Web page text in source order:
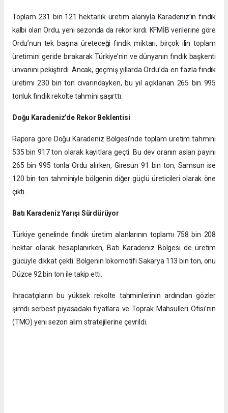
Toplam 231 bin 121 hektarlık üretim alanıyla Karadeniz’in fındık
kalbi olan Ordu, yeni sezonda da rekor kırdı. KFMİB verilerine göre
Ordu’nun tek başına üreteceği fındık miktarı, birçok ilin toplam
üretimini geride bırakarak Türkiye’nin ve dünyanın fındık başkenti
unvanını pekiştirdi. Ancak, geçmiş yıllarda Ordu’da en fazla fındık
üretimi 230 bin ton civarındayken, bu yıl açıklanan 265 bin 995
tonluk fındık rekolte tahmini şaşırttı.
Doğu Karadeniz’de Rekor Beklentisi
Rapora göre Doğu Karadeniz Bölgesi’nde toplam üretim tahmini
535 bin 917 ton olarak kayıtlara geçti. Bu dev oranın aslan payını
265 bin 995 tonla Ordu alırken, Giresun 91 bin ton, Samsun ise
120 bin ton tahminiyle bölgenin diğer güçlü üreticileri olarak öne
çıktı.
Batı Karadeniz Yarışı Sürdürüyor
Türkiye genelinde fındık üretim alanlarının toplamı 758 bin 208
hektar olarak hesaplanırken, Batı Karadeniz Bölgesi de üretim
gücüyle dikkat çekti. Bölgenin lokomotifi Sakarya 113 bin ton, onu
Düzce 92 bin ton ile takip etti.
İhracatçıların bu yüksek rekolte tahminlerinin ardından gözler
şimdi serbest piyasadaki fiyatlara ve Toprak Mahsulleri Ofisi’nin
(TMO) yeni sezon alım stratejilerine çevrildi.